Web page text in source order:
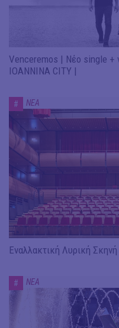
Venceremos | Νέο single +
IOANNINA CITY |
# ΝΕΑ
Εναλλακτική Λυρική
# ΝΕΑ